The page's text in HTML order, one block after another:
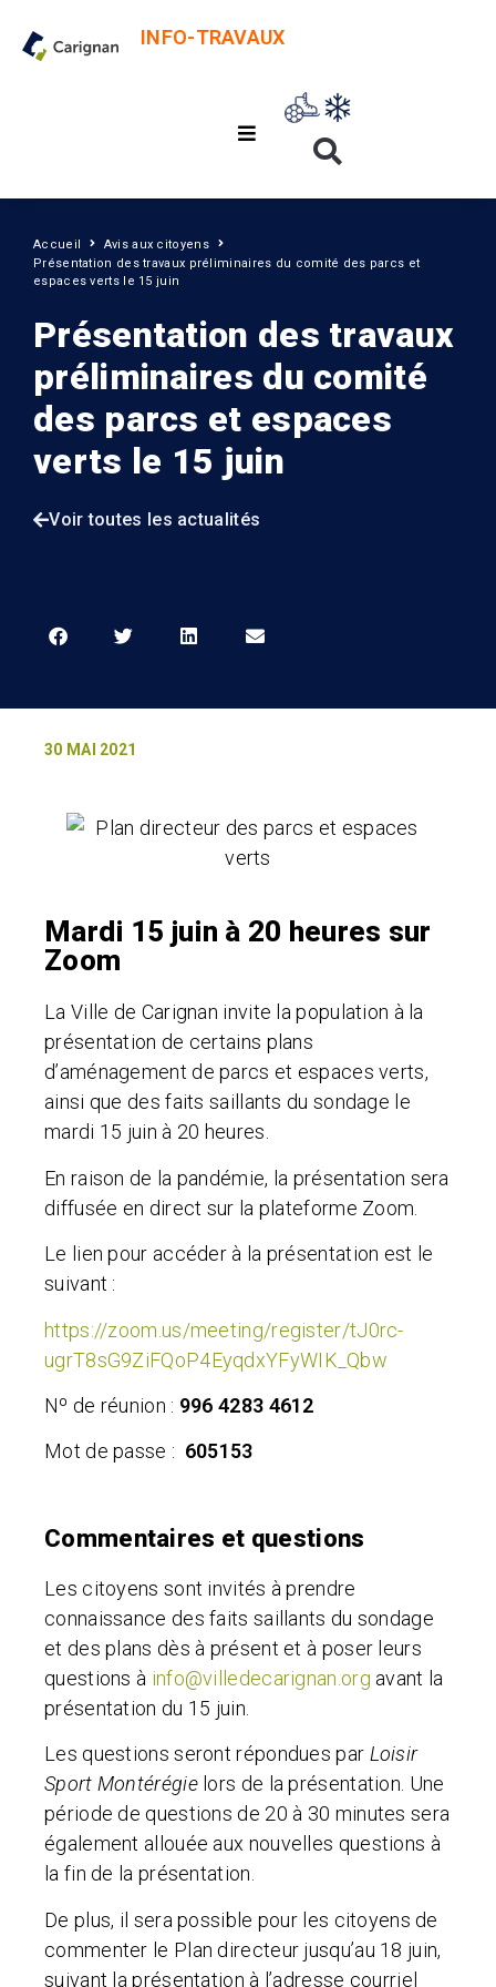
INFO-TRAVAUX
Accueil
Avis aux citoyens
Présentation des travaux préliminaires du comité des parcs et
espaces verts le 15 juin
Présentation des travaux
préliminaires du comité
des parcs et espaces
verts le 15 juin
Voir toutes les actualités
30 MAI 2021
Mardi 15 juin à 20 heures sur
Zoom
La Ville de Carignan invite la population à la
présentation de certains plans
d’aménagement de parcs et espaces verts,
ainsi que des faits saillants du sondage le
mardi 15 juin à 20 heures.
En raison de la pandémie, la présentation sera
diffusée en direct sur la plateforme Zoom.
Le lien pour accéder à la présentation est le
suivant :
https://zoom.us/meeting/register/tJ0rc-
ugrT8sG9ZiFQoP4EyqdxYFyWIK_Qbw
Nº de réunion : 996 4283 4612
Mot de passe : 605153
Commentaires et questions
Les citoyens sont invités à prendre
connaissance des faits saillants du sondage
et des plans dès à présent et à poser leurs
questions à info@villedecarignan.org avant la
présentation du 15 juin.
Les questions seront répondues par Loisir
Sport Montérégielors de la présentation. Une
période de questions de 20 à 30 minutes sera
également allouée aux nouvelles questions à
la fin de la présentation.
De plus, il sera possible pour les citoyens de
commenter le Plan directeur jusqu’au 18 juin,
suivant la présentation à l’adresse courriel